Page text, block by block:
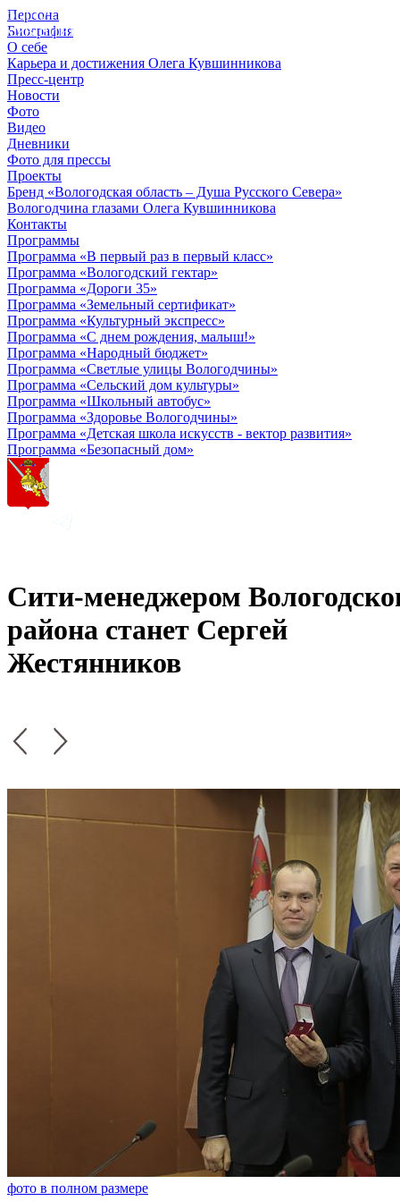
Персона
Биография
О себе
Карьера и достижения Олега Кувшинникова
Пресс-центр
Новости
Фото
Видео
Дневники
Фото для прессы
Проекты
Бренд «Вологодская область – Душа Русского Севера»
Вологодчина глазами Олега Кувшинникова
Контакты
Программы
Программа «В первый раз в первый класс»
Программа «Вологодский гектар»
Программа «Дороги 35»
Программа «Земельный сертификат»
Программа «Культурный экспресс»
Программа «С днем рождения, малыш!»
Программа «Народный бюджет»
Программа «Светлые улицы Вологодчины»
Программа «Сельский дом культуры»
Программа «Школьный автобус»
Программа «Здоровье Вологодчины»
Программа «Детская школа искусств - вектор развития»
Программа «Безопасный дом»
Сити-менеджером
района станет Сергей
Жестянников
фото в полном размере
© 2012 - 2023,
КУВШИННИКОВ О.А.